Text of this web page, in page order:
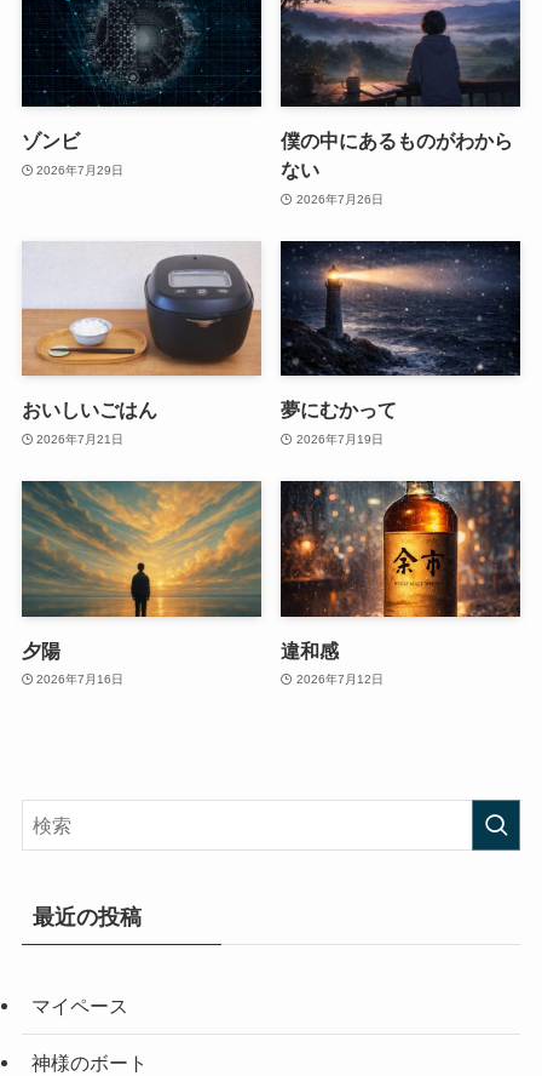
ゾンビ
2026年7月29日
僕の中にあるものがわから
ない
2026年7月26日
おいしいごはん
2026年7月21日
夢にむかって
2026年7月19日
夕陽
2026年7月16日
違和感
2026年7月12日
最近の投稿
マイペース
神様のボート